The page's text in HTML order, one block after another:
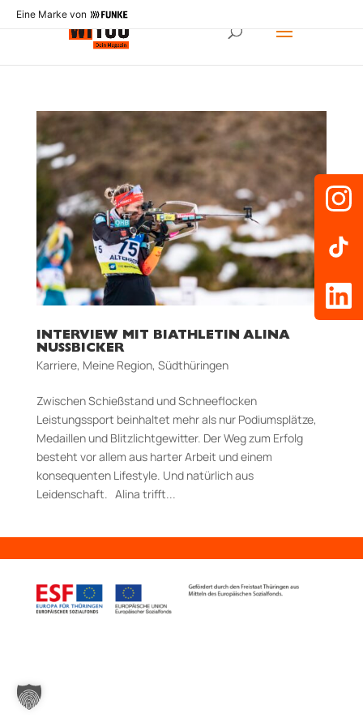
Eine Marke von
INTERVIEW MIT BIATHLETIN ALINA
NUSSBICKER
Karriere, Meine Region, Südthüringen
Zwischen Schießstand und Schneeflocken
Leistungssport beinhaltet mehr als nur Podiumsplätze,
Medaillen und Blitzlichtgewitter. Der Weg zum Erfolg
besteht vor allem aus harter Arbeit und einem
konsequenten Lifestyle. Und natürlich aus
Leidenschaft. Alina trifft...